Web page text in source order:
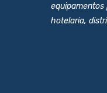
equipamentos
hotelaria,